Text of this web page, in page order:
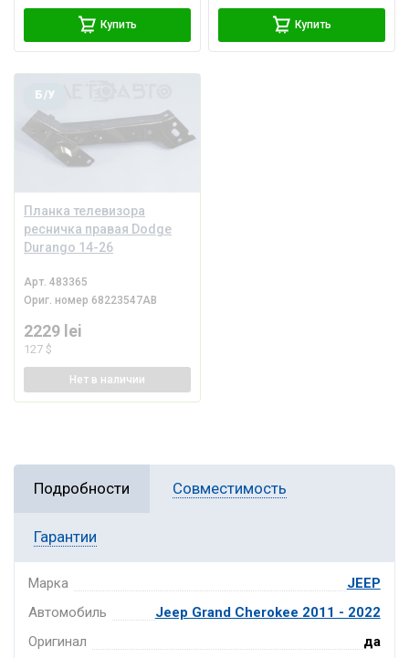
Купить Купить
Планка телевизора
ресничка правая Dodge
Durango 14-26
Б/У
Арт.483365
Ориг. номер 68223547AB
2229 lei
127 $
Нет в наличии
Подробности Совместимость
Гарантии
Марка
JEEP
Автомобиль
Jeep Grand Cherokee 2011 - 2022
Оригинал
да